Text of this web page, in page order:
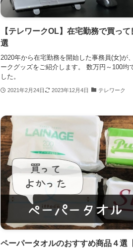
【テレワークOL】在宅勤務で買っ
選
2020年から在宅勤務を開始した事務員(女)が
ークグッズをご紹介します。 数万円～100均
した。
2021年2月24日 2023年12月4日 テレワーク
ペーパータオルのおすすめ商品４選